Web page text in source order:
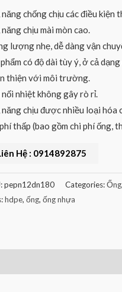
năng chống chịu các điều
năng chịu mài mòn cao.
lượng nhẹ, dễ dàng vận
có độ dài tùy ý, ở cả
thiện với môi trường.
nhiệt không gây rò rỉ.
năng chịu được nhiều loại hóa
thấp (bao gồm chi phí ống,
Hệ : 0914892875
pepn12dn180 Categories:Ống,
hdpe, ống, ống nhựa